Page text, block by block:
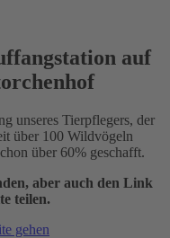
auf
unseres Tierpflegers, der
über 100 Wildvögeln
über 60% geschafft.
aber auch den Link
teilen.
gehen